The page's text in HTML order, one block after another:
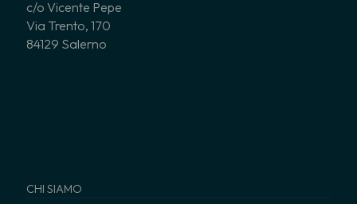
c/o Vicente Pepe
Via Trento, 170
84129 Salerno
CHI SIAMO